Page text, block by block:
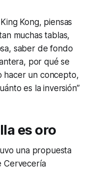
Kong, piensas
muchas tablas,
saber de fondo
por qué se
hacer un concepto,
es la inversión”
es oro
una propuesta
Cervecería